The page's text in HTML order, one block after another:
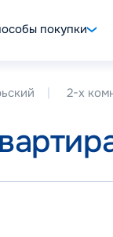
покупки
2-х